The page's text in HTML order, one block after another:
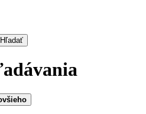
Hľadať